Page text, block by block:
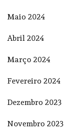
Maio 2024
Abril 2024
Março 2024
Fevereiro 2024
Dezembro 2023
Novembro 2023